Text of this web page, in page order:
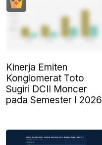
Kinerja Emiten
Konglomerat Toto
Sugiri DCII Moncer
pada Semester I 2026